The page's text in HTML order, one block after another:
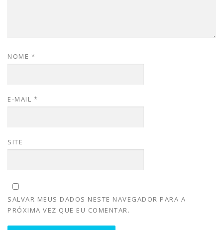
NOME *
E-MAIL *
SITE
SALVAR MEUS DADOS NESTE NAVEGADOR PARA A
PRÓXIMA VEZ QUE EU COMENTAR.